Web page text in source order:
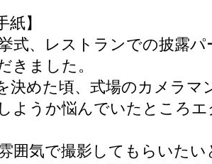
紙】
式、レストランでの披露パ
きました。
決めた頃、式場のカメラマ
ようか悩んでいたところ
囲気で撮影してもらいたい